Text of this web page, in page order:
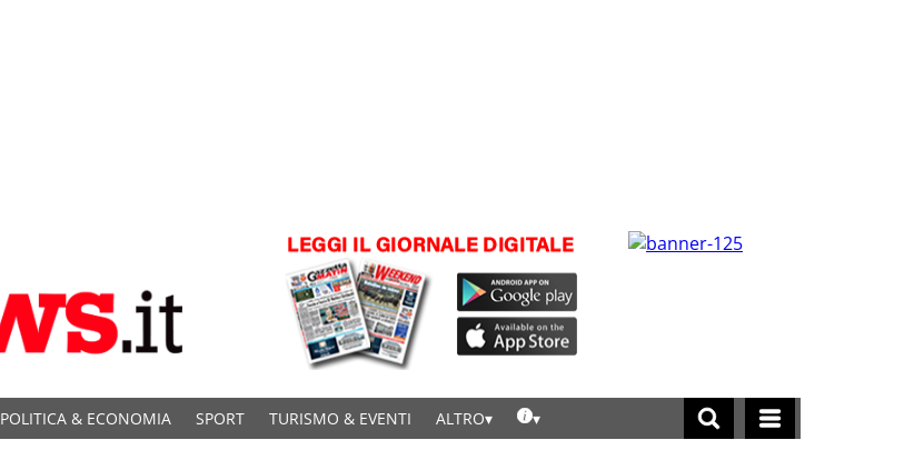
POLITICA & ECONOMIA SPORT TURISMO & EVENTI ALTRO